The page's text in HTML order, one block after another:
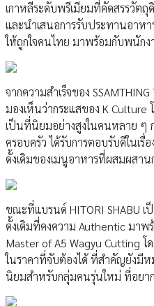
เกาหลีระดับพรีเมียมที่คัดสรรวัต
และนำเสนอการรับประทานอา
ให้ถูกใจคนไทย มาพร้อมกับพนักง
จากความสำเร็จของ
มองเห็นว่ากระแสของ K Culture
เป็นที่นิยมอย่างสูงในคนหลาย ๆ
ครอบครัว ได้รับการตอบรับดีในเ
ดั้งเดิมของเมนูอาหารที่ผสมผสา
ขณะที่แบรนด์ HITORI SHABU
ดั้งเดิมที่คงความ Authentic มา
Master of A5 Wagyu Cutting โ
ในราคาที่จับต้องได้ ที่สำคัญยังมี
นิยมสำหรับกลุ่มคนรุ่นใหม่ ที่อยา